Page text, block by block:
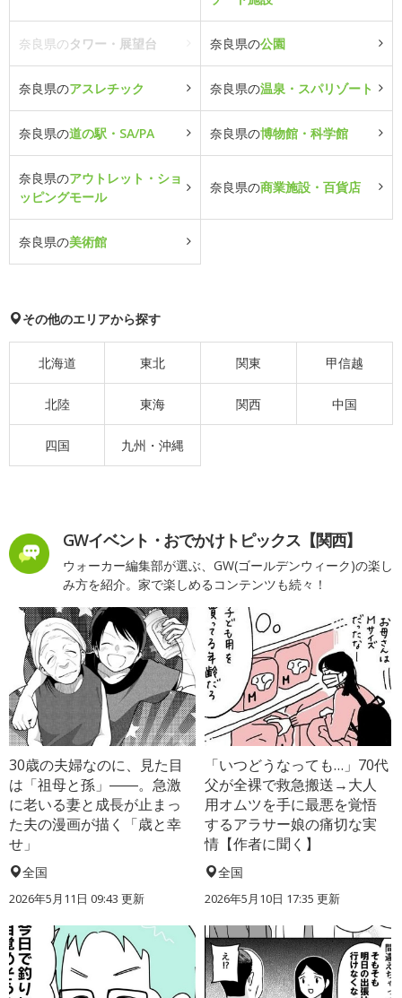
奈良県のタワー・展望台 奈良県の公園
奈良県のアスレチック 奈良県の温泉・スパリゾート
奈良県の道の駅・SA/PA 奈良県の博物館・科学館
奈良県のアウトレット・ショ
ッピングモール
奈良県の商業施設・百貨店
奈良県の美術館
その他のエリアから探す
北海道 東北 関東 甲信越
北陸 東海 関西 中国
四国 九州・沖縄
GWイベント・おでかけトピックス【関西】
ウォーカー編集部が選ぶ、GW(ゴールデンウィーク)の楽し
み方を紹介。家で楽しめるコンテンツも続々！
30歳の夫婦なのに、見た目
は「祖母と孫」――。急激
に老いる妻と成長が止まっ
た夫の漫画が描く「歳と幸
せ」
全国
2026年5月11日 09:43 更新
「いつどうなっても…」70代
父が全裸で救急搬送→大人
用オムツを手に最悪を覚悟
するアラサー娘の痛切な実
情【作者に聞く】
全国
2026年5月10日 17:35 更新